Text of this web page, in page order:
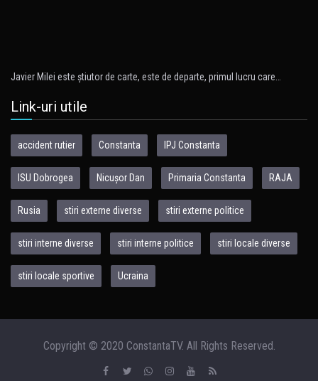
Javier Milei este ştiutor de carte, este de departe, primul lucru care…
Link-uri utile
accident rutier Constanta IPJ Constanta
ISU Dobrogea Nicușor Dan Primaria Constanta RAJA
Rusia stiri externe diverse stiri externe politice
stiri interne diverse stiri interne politice stiri locale diverse
stiri locale sportive Ucraina
Copyright © 2020 ConstantaTV. All Rights Reserved.